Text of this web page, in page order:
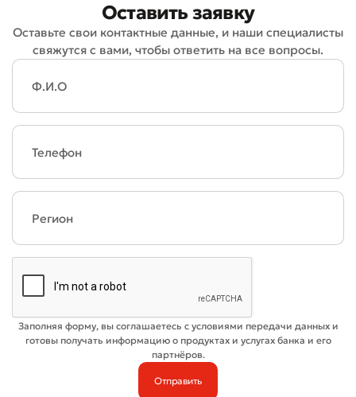
Оставить заявку
Оставьте свои контактные данные, и наши специалисты
свяжутся с вами, чтобы ответить на все вопросы.
Заполняя форму, вы соглашаетесь с условиями передачи данных и
готовы получать информацию о продуктах и услугах банка и его
партнёров.